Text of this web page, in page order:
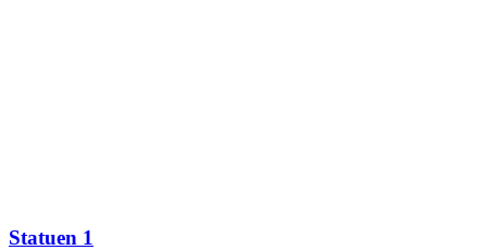
Statuen 1